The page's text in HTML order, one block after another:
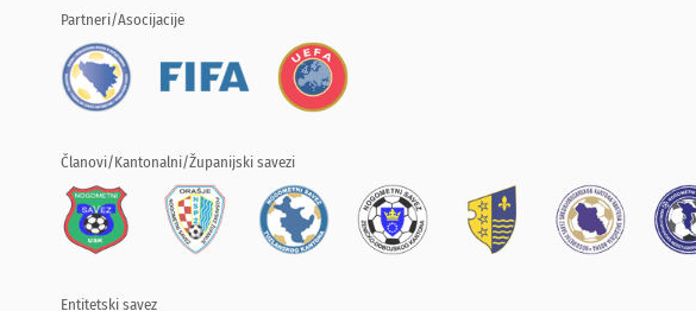
Partneri/Asocijacije
Članovi/Kantonalni/Županijski savezi
Entitetski savez